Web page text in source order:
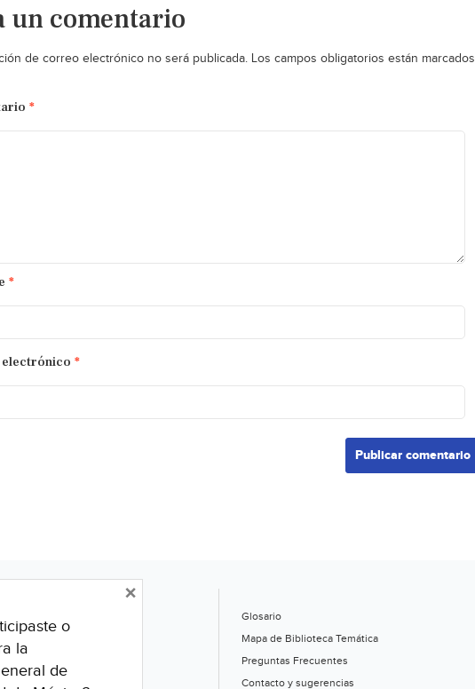
un comentario
de correo electrónico no será publicada. Los campos obligatorios están marcados
*
*
*
Glosario
Mapa de Biblioteca Temática
Preguntas Frecuentes
Contacto y sugerencias
o
la
de
×